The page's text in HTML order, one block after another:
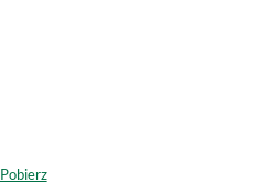
Pobierz